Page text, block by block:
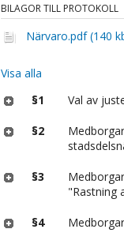
BILAGOR TILL PROTOKOLL
Närvaro.pdf (140
Visa alla
§1
Val av
§2
§3
"Rastning
§4